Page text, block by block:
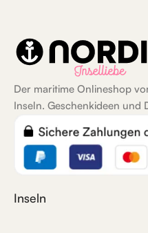
Der maritime Onlineshop
Inseln. Geschenkideen und
Inseln